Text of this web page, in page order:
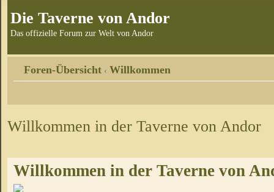
Die Taverne von Andor
Das offizielle Forum zur Welt von Andor
Foren-Übersicht ‹ Willkommen
Willkommen in der Taverne von Andor
Willkommen in der Taverne von